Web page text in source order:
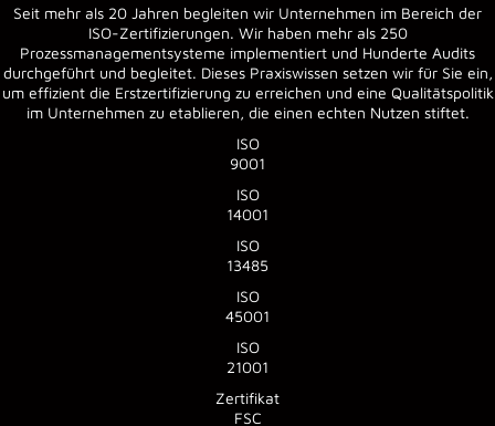
Seit mehr als 20 Jahren begleiten wir Unternehmen im Bereich der
ISO-Zertifizierungen. Wir haben mehr als 250
Prozessmanagementsysteme implementiert und Hunderte Audits
durchgeführt und begleitet. Dieses Praxiswissen setzen wir für Sie ein,
um effizient die Erstzertifizierung zu erreichen und eine Qualitätspolitik
im Unternehmen zu etablieren, die einen echten Nutzen stiftet.
ISO
9001
ISO
14001
ISO
13485
ISO
45001
ISO
21001
Zertifikat
FSC